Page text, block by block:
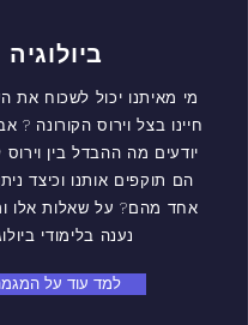
ביולוגיה
מי מאיתנו יכול לשכוח את
חיינו בצל וירוס הקורונה ?
יודעים מה ההבדל בין וירוס
הם תוקפים אותנו וכיצד
אחד מהם? על שאלות אלו
נענה בלימודי
למד עוד על